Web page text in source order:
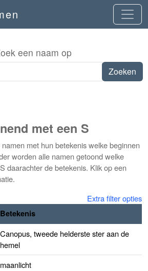
een naam op
met een S
met hun betekenis welke beginnen
worden alle namen getoond welke
daarachter de betekenis. Klik op een
Extra filter opties
Betekenis
Canopus, tweede helderste ster aan de
hemel
maanlicht